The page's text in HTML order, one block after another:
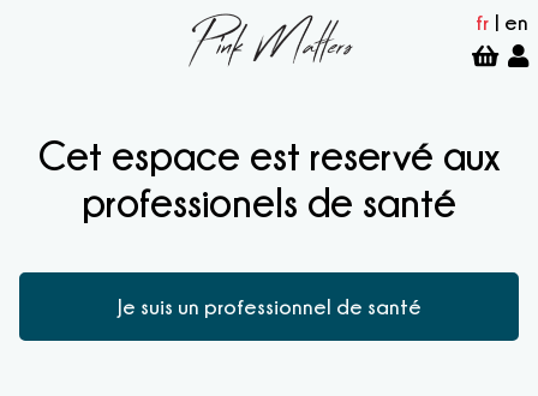
fr | en
Cet espace est reservé aux
professionels de santé
Je suis un professionnel de santé